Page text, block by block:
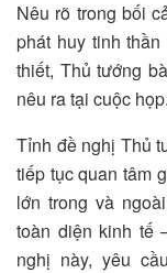
Nêu rõ trong bối
phát huy tinh
thiết, Thủ tướng
nêu ra tại cuộc họp.
Tỉnh đề nghị Thủ
tiếp tục quan tâm
lớn trong và
toàn diện kinh tế
nghị này, yêu